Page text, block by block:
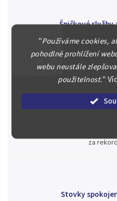
"Používáme cookies,
pohodlné prohlížení
webu neustále
použitelnost."
Špičkové služby
Náš kolektiv specialistů a
Posoudíme kvalitu a pravost
aukci nebo Vám
Jsme zde pro Vás
Během té doby jsme v našich
za
Stovky